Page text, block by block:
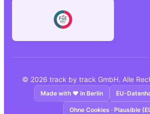
© 2026 track by track GmbH. Alle
Made with ❤️ in Berlin EU-
Ohne Cookies · Plausible